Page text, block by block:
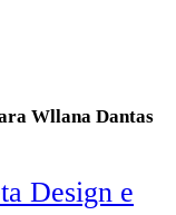
Wllana Dantas
Design e